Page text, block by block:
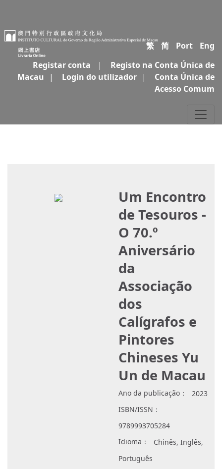
繁 简 Port
Eng
Registar conta
|
Registo na Conta Única de
Macau
| Login do utilizador |
Conta Única de
Acesso Comum
Um Encontro
de Tesouros -
O 70.º
Aniversário
da
Associação
dos
Calígrafos e
Pintores
Chineses Yu
Un de Macau
Ano da publicação：
2023
ISBN/ISSN：
9789993705284
Idioma：
Chinês, Inglês,
Português